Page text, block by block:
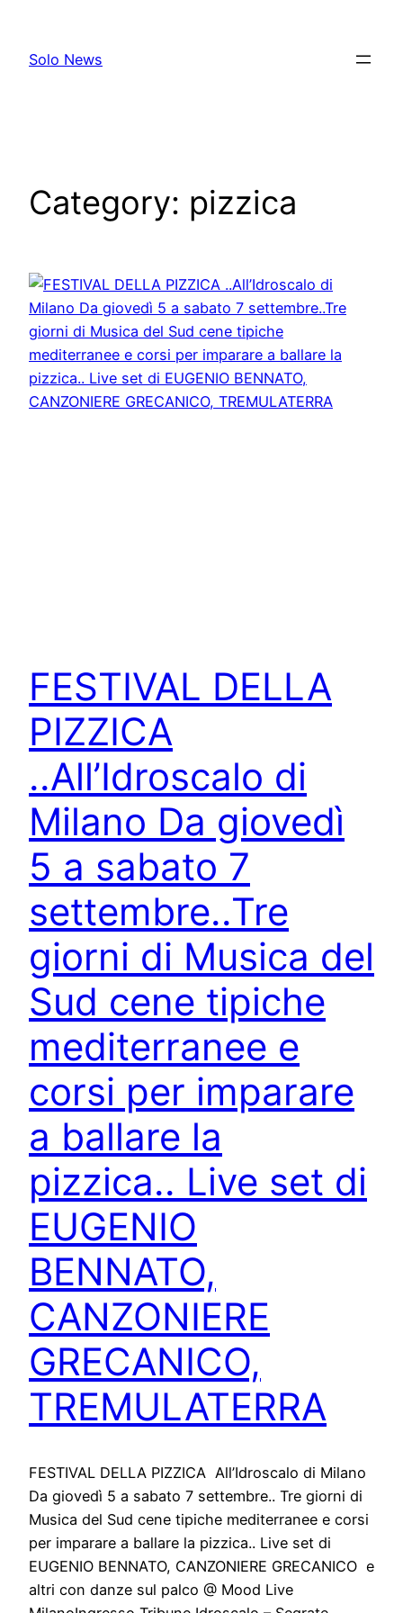
content
Solo News
Category: pizzica
FESTIVAL DELLA
PIZZICA
..All’Idroscalo di
Milano Da giovedì
5 a sabato 7
settembre..Tre
giorni di Musica del
Sud cene tipiche
mediterranee e
corsi per imparare
a ballare la
pizzica.. Live set di
EUGENIO
BENNATO,
CANZONIERE
GRECANICO,
TREMULATERRA
FESTIVAL DELLA PIZZICA All’Idroscalo di Milano
Da giovedì 5 a sabato 7 settembre.. Tre giorni di
Musica del Sud cene tipiche mediterranee e corsi
per imparare a ballare la pizzica.. Live set di
EUGENIO BENNATO, CANZONIERE GRECANICO e
altri con danze sul palco @ Mood Live